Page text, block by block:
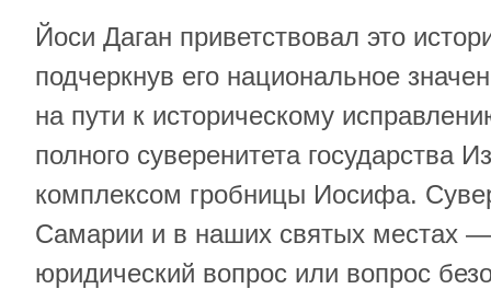
Йоси Даган приветствовал это
подчеркнув его национальное
на пути к историческому
полного суверенитета государства
комплексом гробницы Иосифа.
Самарии и в наших святых местах —
юридический вопрос или вопрос